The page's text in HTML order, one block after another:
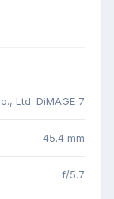
Ltd. DiMAGE 7
45.4 mm
f/5.7